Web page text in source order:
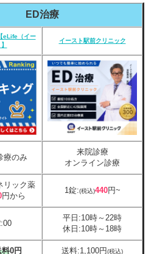
ED治療
eLife（イー
イースト駅前クリニック
療のみ
来院診療
オンライン診療
リック薬
円から
1錠:(税込)440円~
平日:10時～22時
休日:10時～18時
0円
送料:1,100円(税込)